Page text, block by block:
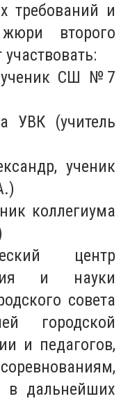
требований и
второго
ученик СШ №7
УВК (учитель
ученик
коллегиума
центр
и науки
совета
городской
и педагогов,
в дальнейших